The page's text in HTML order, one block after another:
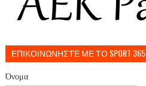
ΕΠΙΚΟΙΝΩΝΗΣΤΕ ΜΕ ΤΟ SPORT 365
Όνομα